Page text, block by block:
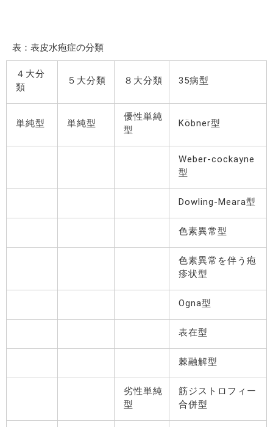
表：表皮水疱症の分類
４大分
類
５大分類 ８大分類 35病型
単純型 単純型
優性単純
型
Köbner型
Weber-cockayne
型
Dowling-Meara型
色素異常型
色素異常を伴う疱
疹状型
Ogna型
表在型
棘融解型
劣性単純
型
筋ジストロフィー
合併型